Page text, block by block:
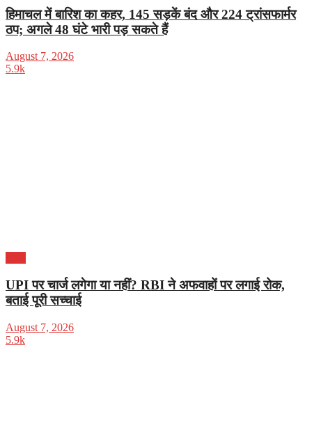
हिमाचल में बारिश का कहर, 145 सड़कें बंद और 224 ट्रांसफार्मर
ठप; अगले 48 घंटे भारी पड़ सकते हैं
August 7, 2026
5.9k
UPI पर चार्ज लगेगा या नहीं? RBI ने अफवाहों पर लगाई रोक,
बताई पूरी सच्चाई
August 7, 2026
5.9k